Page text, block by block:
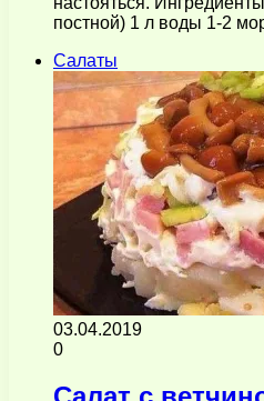
постной) 1 л воды 1-2
Салаты
03.04.2019
0